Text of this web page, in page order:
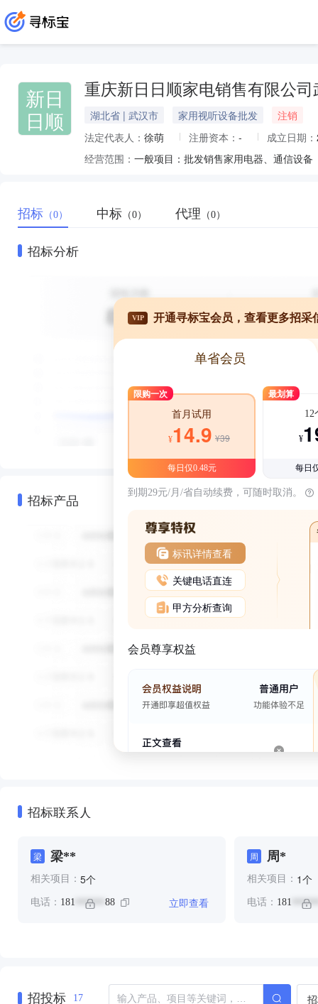
新日
日顺
重庆新日日顺家电销售有限公司
湖北省 | 武汉市 家用视听设备批发
注销
法定代表人： 徐萌 注册资本： - 成立日期：
经营范围：
招标 （0） 中标 （0） 代理 （0）
招标分析
招标产品
VIP 开通寻标宝会员，查看更多招采
单省会员
限购一次
首月试用
¥14.9 ¥39
每日仅0.48元
最划算
12
¥
每日
到期29元/月/省自动续费，可随时取消。
标讯详情查看
关键电话直连
甲方分析查询
会员尊享权益
招标联系人
梁 梁**
相关项目： 5个
电话： 181 ****** 88 立即查看
周 周*
相关项目： 1个
电话： 181
招投标 17